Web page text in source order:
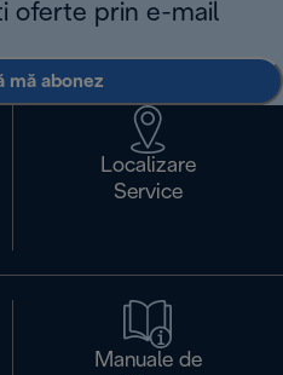
oferte prin e-mail
mă abonez
Localizare
Service
Manuale de